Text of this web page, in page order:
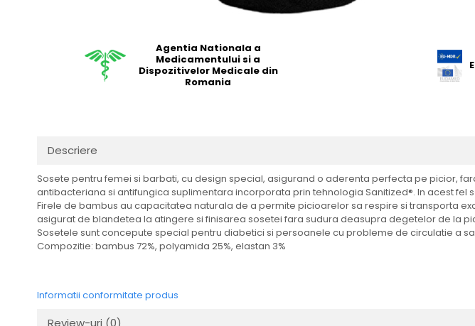
Agentia Nationala a
Medicamentului si a
Dispozitivelor Medicale din
Romania
Descriere
Sosete pentru femei si barbati, cu design special, asigurand o aderenta perfecta pe picior,
antibacteriana si antifungica suplimentara incorporata prin tehnologia Sanitized®. In acest
Firele de bambus au capacitatea naturala de a permite picioarelor sa respire si transporta
asigurat de blandetea la atingere si finisarea sosetei fara sudura deasupra degetelor de la
Sosetele sunt concepute special pentru diabetici si persoanele cu probleme de circulatie a
Compozitie: bambus 72%, polyamida 25%, elastan 3%
Informatii conformitate produs
Review-uri (0)